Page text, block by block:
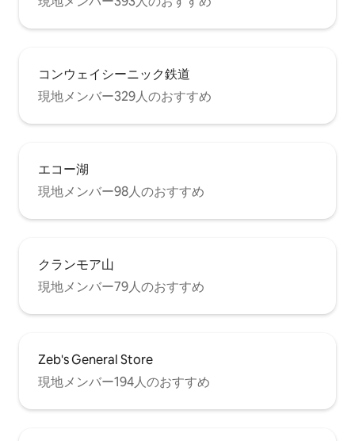
コンウェイシーニック鉄道
現地メンバー329人のおすすめ
エコー湖
現地メンバー98人のおすすめ
クランモア山
現地メンバー79人のおすすめ
Zeb's General Store
現地メンバー194人のおすすめ